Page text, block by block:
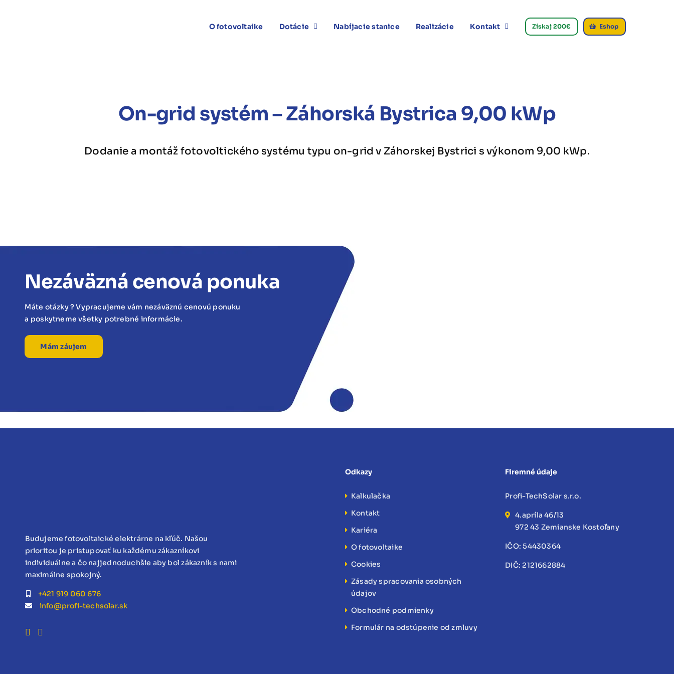
O fotovoltaike Dotácie Nabíjacie stanice Realizácie Kontakt Získaj 200€ Eshop
On-grid systém – Záhorská Bystrica 9,00 kWp
Dodanie a montáž fotovoltického systému typu on-grid v Záhorskej Bystrici s výkonom 9,00 kWp.
Nezáväzná cenová ponuka
Máte otázky ? Vypracujeme vám nezáväznú cenovú ponuku
a poskytneme všetky potrebné informácie.
Mám záujem
Budujeme fotovoltaické elektrárne na kľúč. Našou
prioritou je pristupovať ku každému zákazníkovi
individuálne a čo najjednoduchšie aby bol zákazník s nami
maximálne spokojný.
+421 919 060 676
info@profi-techsolar.sk
Odkazy
Kalkulačka
Kontakt
Kariéra
O fotovoltaike
Cookies
Zásady spracovania osobných
údajov
Obchodné podmienky
Formulár na odstúpenie od zmluvy
Firemné údaje
Profi-TechSolar s.r.o.
4.apríla 46/13
972 43 Zemianske Kostoľany
IČO: 54430364
DIČ: 2121662884